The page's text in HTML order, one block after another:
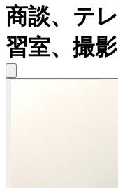
商談、テ
習室、撮